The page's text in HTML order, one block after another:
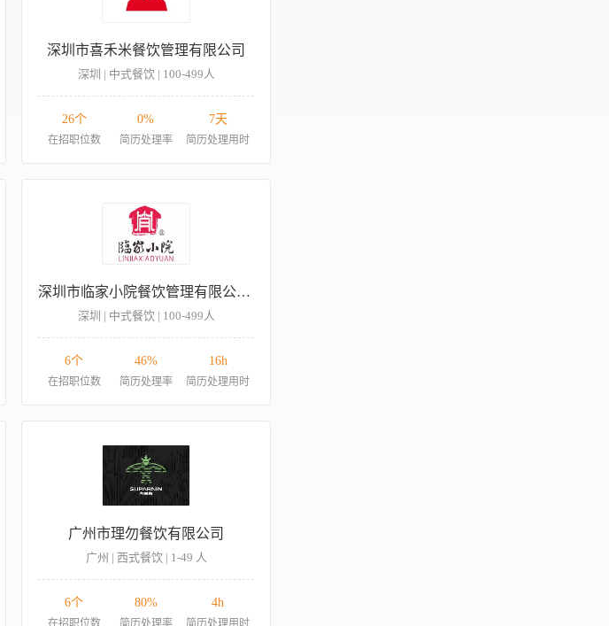
深圳市喜禾米餐饮管理有限公司
深圳 | 中式餐饮 | 100-499人
26个
在招职位数
0%
简历处理率
7天
简历处理用时
深圳市临家小院餐饮管理有限公司沙河店
深圳 | 中式餐饮 | 100-499人
6个
在招职位数
46%
简历处理率
16h
简历处理用时
广州市理勿餐饮有限公司
广州 | 西式餐饮 | 1-49 人
6个
在招职位数
80%
简历处理率
4h
简历处理用时